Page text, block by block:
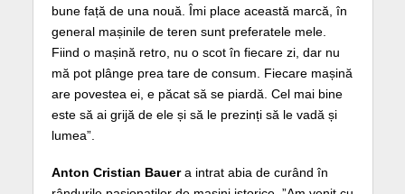
bune față de una nouă. Îmi place această marcă, în
general mașinile de teren sunt preferatele mele.
Fiind o mașină retro, nu o scot în fiecare zi, dar nu
mă pot plânge prea tare de consum. Fiecare mașină
are povestea ei, e păcat să se piardă. Cel mai bine
este să ai grijă de ele și să le prezinți să le vadă și
lumea”.
Anton Cristian Bauera intrat abia de curând în